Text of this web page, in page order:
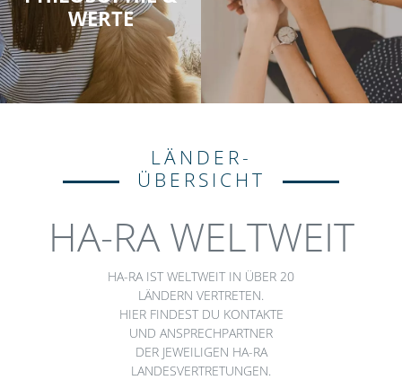
WERTE
LÄNDER-
ÜBERSICHT
HA-RA WELTWEIT
HA-RA IST WELTWEIT IN ÜBER 20
LÄNDERN VERTRETEN.
HIER FINDEST DU KONTAKTE
UND ANSPRECHPARTNER
DER JEWEILIGEN HA-RA
LANDESVERTRETUNGEN.